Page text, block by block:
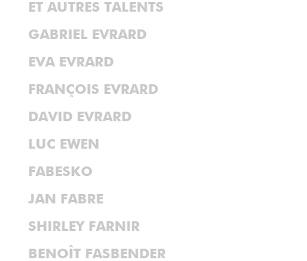
ET AUTRES TALENTS
GABRIEL EVRARD
EVA EVRARD
FRANÇOIS EVRARD
DAVID EVRARD
LUC EWEN
FABESKO
JAN FABRE
SHIRLEY FARNIR
BENOÎT FASBENDER